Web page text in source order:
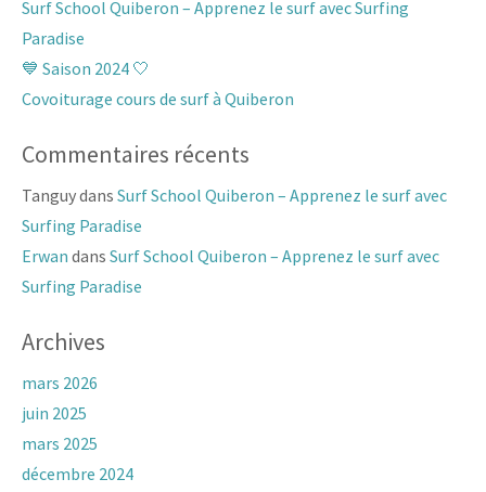
Surf School Quiberon – Apprenez le surf avec Surfing
Paradise
💙 Saison 2024 🤍
Covoiturage cours de surf à Quiberon
Commentaires récents
Tanguydans Surf School Quiberon – Apprenez le surf avec
Surfing Paradise
Erwan dans Surf School Quiberon – Apprenez le surf avec
Surfing Paradise
Archives
mars 2026
juin 2025
mars 2025
décembre 2024